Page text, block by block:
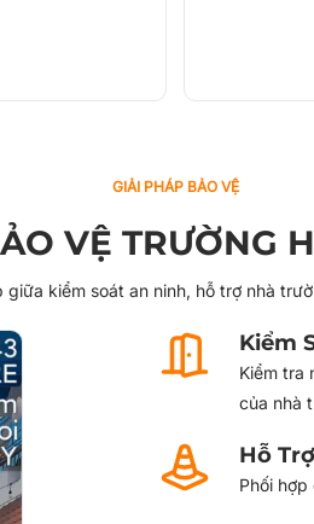
GIẢI PHÁP BẢO VỆ
VỆ TRƯỜNG
kiểm soát an ninh, hỗ trợ nhà
Kiểm
Kiểm tra
của nhà
Hỗ
Phối